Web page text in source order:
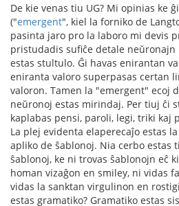
De kie venas tiu UG? Mi opinias ke
("emergent", kiel la forniko de
pasinta jaro pro la laboro mi devis
pristudadis sufiĉe detale neŭronajn
estas stultulo. Ĝi havas enirantan
eniranta valoro superpasas certan
valoron. Tamen la "emergent" ecoj
neŭronoj estas mirindaj. Per tiuj ĉi
kaplabas pensi, paroli, legi, triki
La plej evidenta elaperecaĵo estas
apliko de ŝablonoj. Nia cerbo estas
ŝablonoj, ke ni trovas ŝablonojn eĉ
homan vizaĝon en smiley, ni vidas
vidas la sanktan virgulinon en
estas gramatiko? Gramatiko estas